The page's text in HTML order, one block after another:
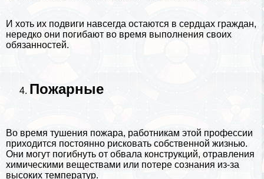
И хоть их подвиги навсегда остаются в сердцах граждан,
нередко они погибают во время выполнения своих
обязанностей.
Пожарные
Во время тушения пожара, работникам этой профессии
приходится постоянно рисковать собственной жизнью.
Они могут погибнуть от обвала конструкций, отравления
химическими веществами или потере сознания из-за
высоких температур.